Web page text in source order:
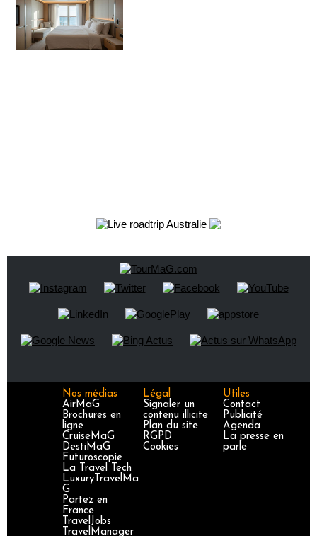
Nos médias
AirMaG
Brochures en
ligne
CruiseMaG
DestiMaG
Futuroscopie
La Travel Tech
LuxuryTravelMa
G
Partez en
France
TravelJobs
TravelManager
Légal
Signaler un
contenu illicite
Plan du site
RGPD
Cookies
Utiles
Contact
Publicité
Agenda
La presse en
parle